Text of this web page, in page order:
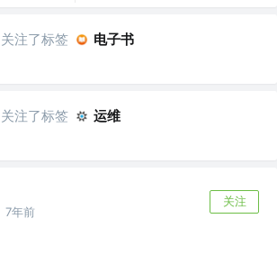
关注了标签 电子书
关注了标签 运维
7年前
关注